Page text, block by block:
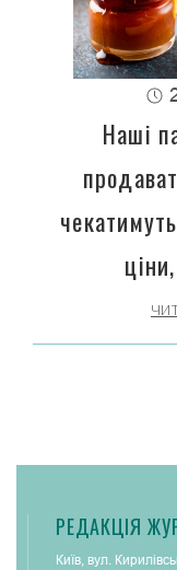
Наші
РЕДАКЦІЯ
Київ, вул.